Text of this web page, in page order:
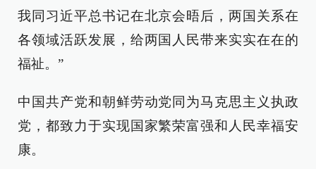
我同习近平总书记在北京会晤后，两国关系在
各领域活跃发展，给两国人民带来实实在在的
福祉。”
中国共产党和朝鲜劳动党同为马克思主义执政
党，都致力于实现国家繁荣富强和人民幸福安
康。